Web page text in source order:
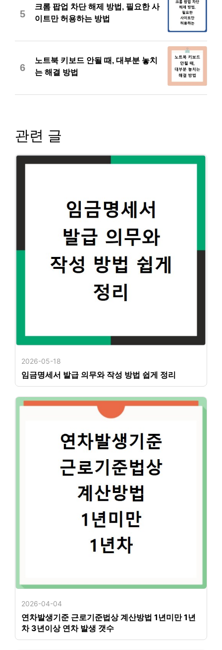
5
크롬 팝업 차단 해제 방법, 필요한 사
이트만 허용하는 방법
6
노트북 키보드 안될 때, 대부분 놓치
는 해결 방법
관련 글
2026-05-18
임금명세서 발급 의무와 작성 방법 쉽게 정리
2026-04-04
연차발생기준 근로기준법상 계산방법 1년미만 1년
차 3년이상 연차 발생 갯수